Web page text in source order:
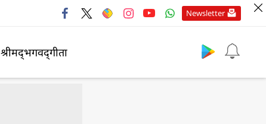
Newsletter
श्रीमद्‍भगवद्‍गीता